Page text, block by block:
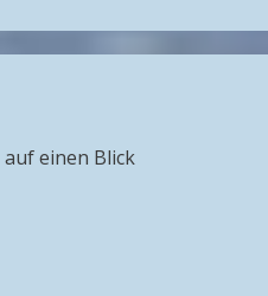
auf einen Blick